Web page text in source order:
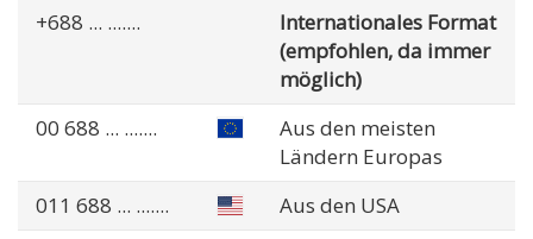
+688 ... .......
Internationales Format
(empfohlen, da immer
möglich)
00 688 ... .......
Aus den meisten
Ländern Europas
011 688 ... .......
Aus den USA